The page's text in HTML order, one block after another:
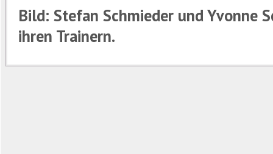
Bild: Stefan Schmieder und Yvonne
ihren Trainern.